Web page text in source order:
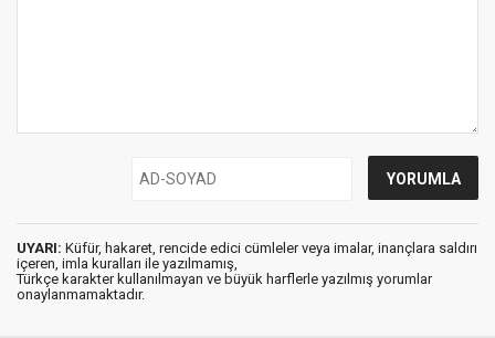
UYARI: Küfür, hakaret, rencide edici cümleler veya imalar, inançlara saldırı
içeren, imla kuralları ile yazılmamış,
Türkçe karakter kullanılmayan ve büyük harflerle yazılmış yorumlar
onaylanmamaktadır.